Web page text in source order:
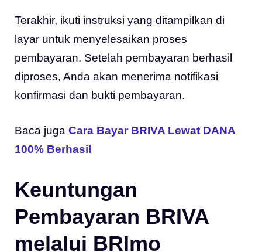
Terakhir, ikuti instruksi yang ditampilkan di
layar untuk menyelesaikan proses
pembayaran. Setelah pembayaran berhasil
diproses, Anda akan menerima notifikasi
konfirmasi dan bukti pembayaran.
Baca juga Cara Bayar BRIVA Lewat DANA
100% Berhasil
Keuntungan
Pembayaran BRIVA
melalui BRImo